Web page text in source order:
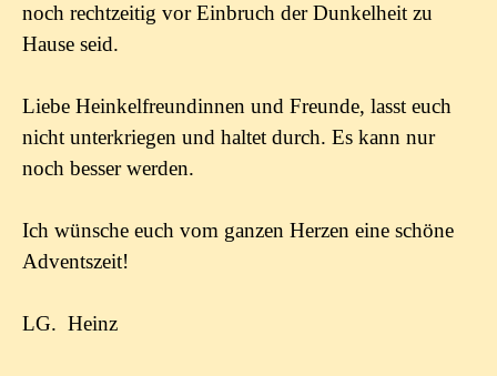
noch rechtzeitig vor Einbruch der Dunkelheit zu
Hause seid.
Liebe Heinkelfreundinnen und Freunde, lasst euch
nicht unterkriegen und haltet durch. Es kann nur
noch besser werden.
Ich wünsche euch vom ganzen Herzen eine schöne
Adventszeit!
LG. Heinz